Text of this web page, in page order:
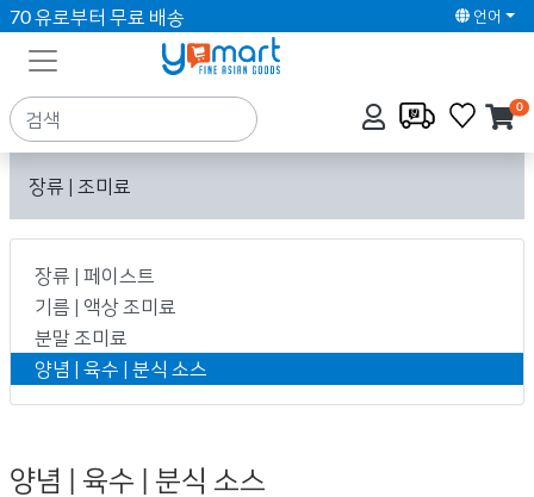
70 유로부터 무료 배송 언어
0
장류 | 조미료
장류 | 페이스트
기름 | 액상 조미료
분말 조미료
양념 | 육수 | 분식 소스
양념 | 육수 | 분식 소스